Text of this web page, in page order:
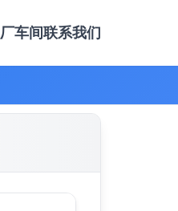
车间联系我们